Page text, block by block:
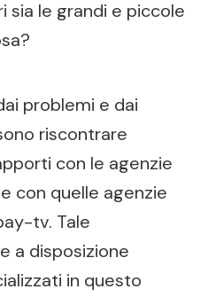
sia le grandi e piccole
problemi e dai
riscontrare
con le agenzie
con quelle agenzie
tv. Tale
a disposizione
in questo